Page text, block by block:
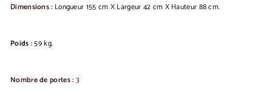
Dimensions : Longueur 155 cm X Largeur 42 cm X Hauteur 88 cm.
Poids :59 kg.
Nombre de portes : 3